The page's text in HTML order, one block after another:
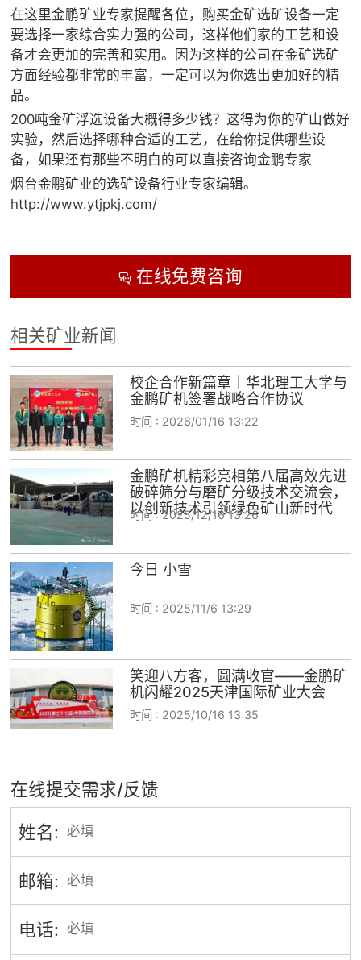
在这里金鹏矿业专家提醒各位，购买金矿选矿设备一定
要选择一家综合实力强的公司，这样他们家的工艺和设
备才会更加的完善和实用。因为这样的公司在金矿选矿
方面经验都非常的丰富，一定可以为你选出更加好的精
品。
200吨金矿浮选设备大概得多少钱？这得为你的矿山做好
实验，然后选择哪种合适的工艺，在给你提供哪些设
备，如果还有那些不明白的可以直接咨询金鹏专家
烟台金鹏矿业的选矿设备行业专家编辑。
http://www.ytjpkj.com/
在线免费咨询
相关矿业新闻
校企合作新篇章｜华北理工大学与
金鹏矿机签署战略合作协议
时间 : 2026/01/16 13:22
金鹏矿机精彩亮相第八届高效先进
破碎筛分与磨矿分级技术交流会，
以创新技术引领绿色矿山新时代
时间 :2025/12/16 13:26
今日 小雪
时间 : 2025/11/6 13:29
笑迎八方客，圆满收官——金鹏矿
机闪耀2025天津国际矿业大会
时间 : 2025/10/16 13:35
在线提交需求/反馈
姓名:
邮箱:
电话:
企业文化
专家团队
 联系我们